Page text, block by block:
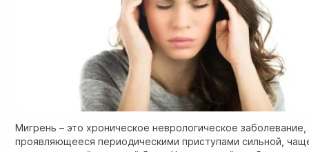
Мигрень – это хроническое неврологическое заболевание,
проявляющееся периодическими приступами сильной,